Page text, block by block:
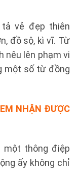
vẻ đẹp thiên
đồ sộ, kì vĩ. Từ
nêu lên phạm vi
một số từ đồng
NHẬN ĐƯỢC
một thông điệp
ấy không chỉ